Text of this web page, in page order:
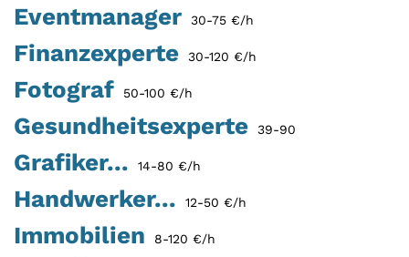
Eventmanager 30-75 €/h
Finanzexperte 30-120 €/h
Fotograf 50-100 €/h
Gesundheitsexperte 39-90
Grafiker... 14-80 €/h
Handwerker... 12-50 €/h
Immobilien 8-120 €/h